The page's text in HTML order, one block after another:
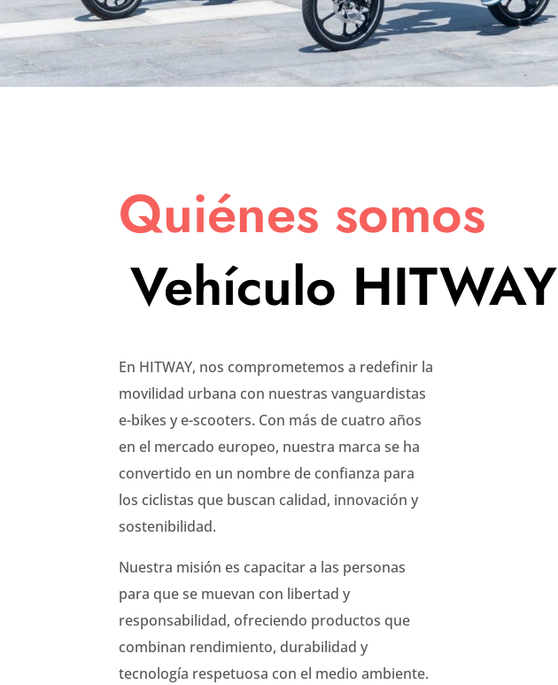
Quiénes somos
Vehículo HITWAY
En HITWAY, nos comprometemos a redefinir la
movilidad urbana con nuestras vanguardistas
e-bikes y e-scooters. Con más de cuatro años
en el mercado europeo, nuestra marca se ha
convertido en un nombre de confianza para
los ciclistas que buscan calidad, innovación y
sostenibilidad.
Nuestra misión es capacitar a las personas
para que se muevan con libertad y
responsabilidad, ofreciendo productos que
combinan rendimiento, durabilidad y
tecnología respetuosa con el medio ambiente.